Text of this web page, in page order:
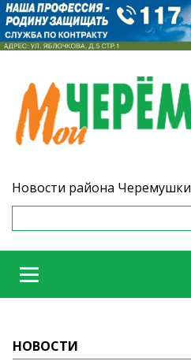
Новости района Черемушки
НОВОСТИ